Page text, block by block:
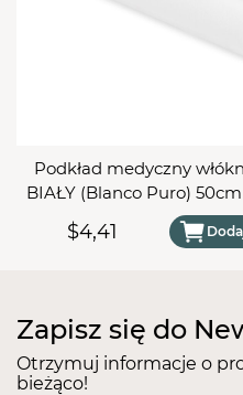
Podkład medyczny
BIAŁY (Blanco Puro)
14gm2
$4,41
Zapisz się do
Otrzymuj informacje o
bieżąco!